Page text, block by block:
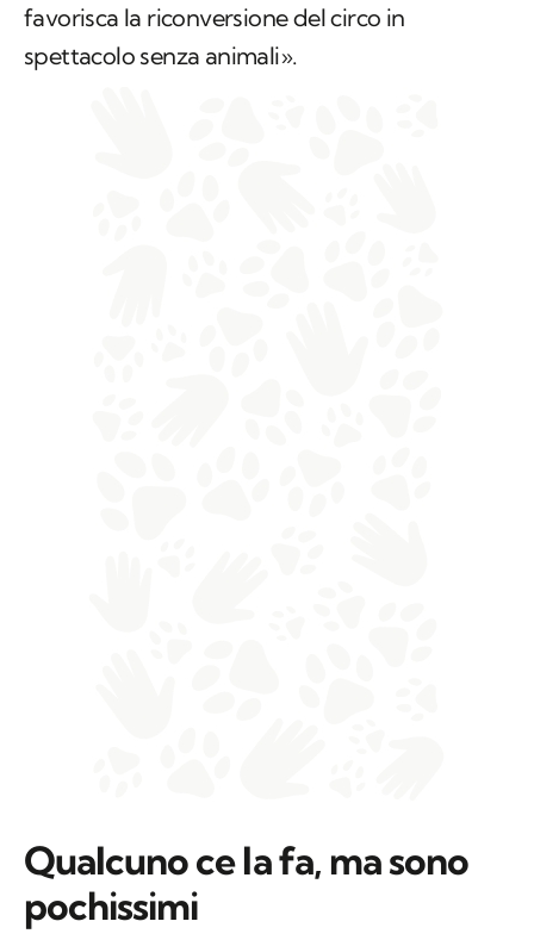
favorisca la riconversione del circo in
spettacolo senza animali».
Qualcuno ce la fa, ma sono
pochissimi